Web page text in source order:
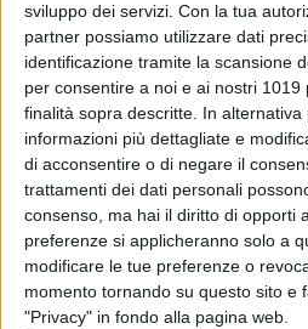
sviluppo dei servizi. Con la tua
partner possiamo utilizzare dati
identificazione tramite la scansione
per consentire a noi e ai nostri
finalità sopra descritte. In
informazioni più dettagliate e
di acconsentire o di negare il
trattamenti dei dati personali
consenso, ma hai il diritto di opporti
preferenze si applicheranno solo a
modificare le tue preferenze o
momento tornando su questo sito e
"Privacy" in fondo alla pagina web.
meraviglia.
©Riproduzione
Emanuela Giuliani
PubblicatoGiugno 21, 2025